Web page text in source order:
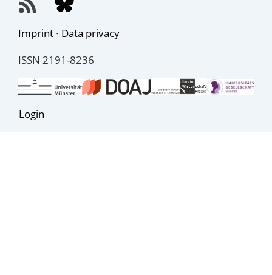
Imprint · Data privacy
ISSN 2191-8236
Login